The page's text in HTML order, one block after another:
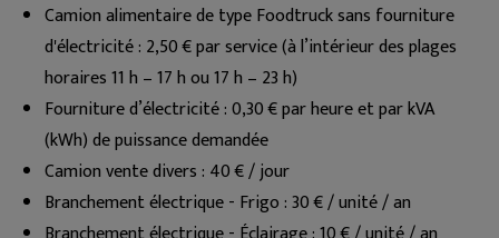
Camion alimentaire de type Foodtruck sans fourniture
d'électricité : 2,50 € par service (à l’intérieur des plages
horaires 11 h – 17 h ou 17 h – 23 h)
Fourniture d’électricité : 0,30 € par heure et par kVA
(kWh) de puissance demandée
Camion vente divers : 40 € / jour
Branchement électrique - Frigo : 30 € / unité / an